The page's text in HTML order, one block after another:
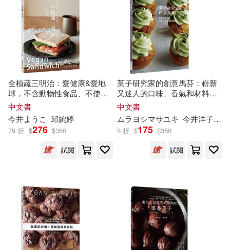
小春あや(1) 山川健一(1)
後藤由紀子(1) 德丸阿耶(1)
戴群芳(1) 斉藤千里(1)
新井哲明(1) 日笠由紀(1)
朝田隆(1) 本多さおり(1)
村山繁雄(1) 松田博史(1)
松藤文男(1) 根本清貴(1)
全植蔬三明治：愛健康&愛地
球，不含動物性食品、不使用
精緻糖
中文書
今井ようこ 邱婉婷
79 折 $276 $350
試閱
菓子研究家的創意馬芬：嶄新
又迷人的口味、香氣和材料用
法。最豪華的老師群!一次學會
六位甜點大師的人氣配方
中文書
ムラヨシマサユキ 今井洋子 原
5 折 $175 $350
試閱